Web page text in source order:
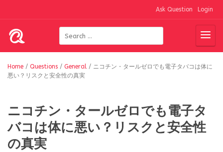
Ask Question Login
Home / Questions / General / ニコチン・タールゼロでも電子タバコは体に
悪い？リスクと安全性の真実
ニコチン・タールゼロでも電子タ
バコは体に悪い？リスクと安全性
の真実